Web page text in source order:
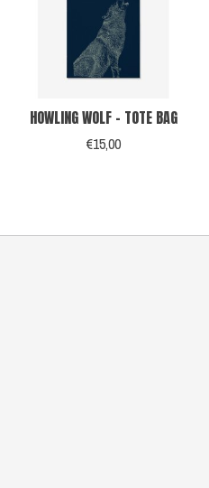
HOWLING WOLF - TOTE BAG
€15,00